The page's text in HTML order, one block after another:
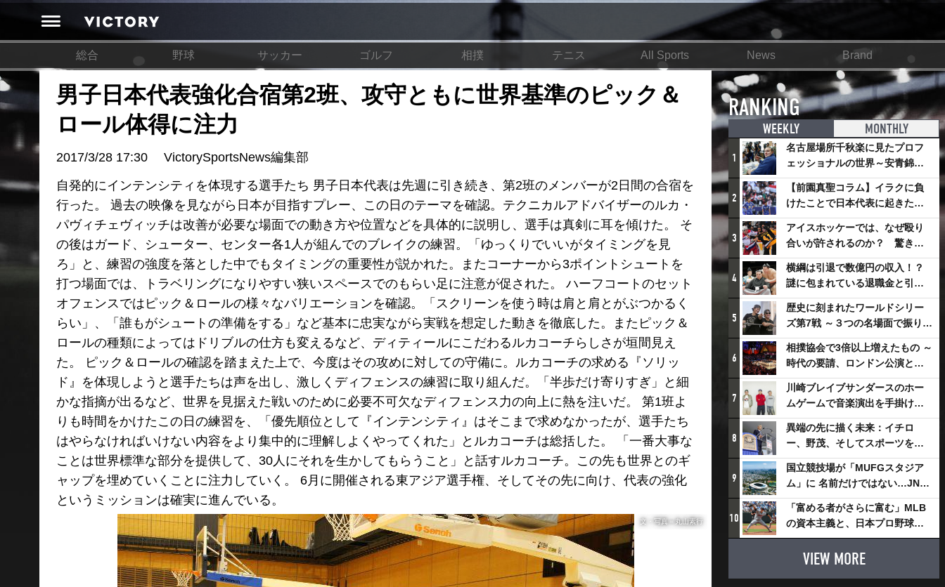
総合 野球 サッカー ゴルフ 相撲 テニス All Sports News Brand
男子日本代表強化合宿第2班、攻守ともに世界基準のピック＆
ロール体得に注力
2017/3/28 17:30
VictorySportsNews編集部
自発的にインテンシティを体現する選手たち 男子日本代表は先週に引き続き、第2班のメンバーが2日間の合宿を
行った。 過去の映像を見ながら日本が目指すプレー、この日のテーマを確認。テクニカルアドバイザーのルカ・
パヴィチェヴィッチは改善が必要な場面での動き方や位置などを具体的に説明し、選手は真剣に耳を傾けた。 そ
の後はガード、シューター、センター各1人が組んでのブレイクの練習。「ゆっくりでいいがタイミングを見
ろ」と、練習の強度を落とした中でもタイミングの重要性が説かれた。またコーナーから3ポイントシュートを
打つ場面では、トラベリングになりやすい狭いスペースでのもらい足に注意が促された。 ハーフコートのセット
オフェンスではピック＆ロールの様々なバリエーションを確認。「スクリーンを使う時は肩と肩とがぶつかるく
らい」、「誰もがシュートの準備をする」など基本に忠実ながら実戦を想定した動きを徹底した。またピック＆
ロールの種類によってはドリブルの仕方も変えるなど、ディティールにこだわるルカコーチらしさが垣間見え
た。 ピック＆ロールの確認を踏まえた上で、今度はその攻めに対しての守備に。ルカコーチの求める『ソリッ
ド』を体現しようと選手たちは声を出し、激しくディフェンスの練習に取り組んだ。「半歩だけ寄りすぎ」と細
かな指摘が出るなど、世界を見据えた戦いのために必要不可欠なディフェンス力の向上に熱を注いだ。 第1班よ
りも時間をかけたこの日の練習を、「優先順位として『インテンシティ』はそこまで求めなかったが、選手たち
はやらなければいけない内容をより集中的に理解しよくやってくれた」とルカコーチは総括した。 「一番大事な
ことは世界標準な部分を提供して、30人にそれを生かしてもらうこと」と話すルカコーチ。この先も世界とのギ
ャップを埋めていくことに注力していく。 6月に開催される東アジア選手権、そしてその先に向け、代表の強化
というミッションは確実に進んでいる。
文・写真＝丸山素行
RANKING
WEEKLY MONTHLY
1
名古屋場所千秋楽に見たプロフ
ェッショナルの世界～安青錦の
優勝を巡るさまざまなドラマ
2
【前園真聖コラム】イラクに負
けたことで日本代表に起きたプ
ラスとは
3
アイスホッケーでは、なぜ殴り
合いが許されるのか？ 驚きの
「ファイティング」ルールにつ
いて
4
横綱は引退で数億円の収入！？
謎に包まれている退職金と引退
相撲興行
5
歴史に刻まれたワールドシリー
ズ第7戦 ～３つの名場面で振り返
る～
6
相撲協会で3倍以上増えたもの ～
時代の要請、ロンドン公演と古
式大相撲
7
川崎ブレイブサンダースのホー
ムゲームで音楽演出を手掛ける
スチャダラパーが川崎新！アリ
ーナシティ・プロジェクトを語
る 「楽しみでしかないでしょ。
川崎は、ずっと成長曲線だか
ら」
8
異端の先に描く未来：イチロ
ー、野茂、そしてスポーツを支
える科学界の挑戦
9
国立競技場が「MUFGスタジア
ム」に 名前だけではない…JNSE
とMUFGが“共創”し描く地域活
性化・社会価値創造の近未来図
とは
10
「富める者がさらに富む」MLB
の資本主義と、日本プロ野球が
踏み出せない一歩
VIEW MORE